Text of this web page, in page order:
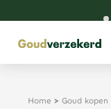
inhoud
Home > Goud kopen